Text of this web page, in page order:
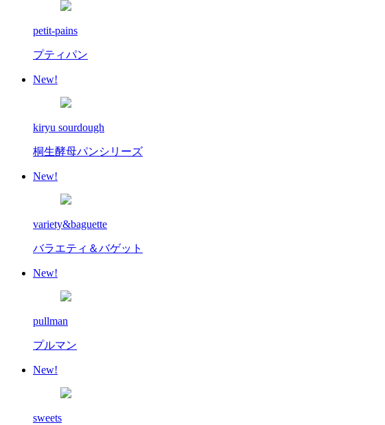
petit-pains
プティパン
New!
kiryu sourdough
桐生酵母パンシリーズ
New!
variety&baguette
バラエティ＆バゲット
New!
pullman
プルマン
New!
sweets